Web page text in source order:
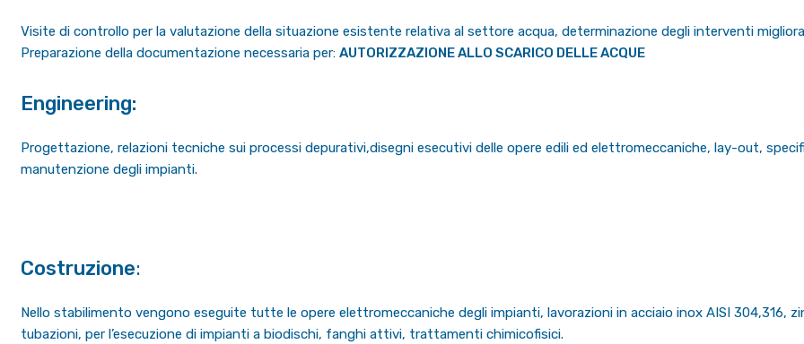
Visite di controllo per la valutazione della situazione esistente relativa al settore acqua, determinazione degli interventi
Preparazione della documentazione necessaria per: AUTORIZZAZIONE ALLO SCARICO DELLE ACQUE
Engineering:
Progettazione, relazioni tecniche sui processi depurativi,disegni esecutivi delle opere edili ed elettromeccaniche, lay-out,
manutenzione degli impianti.
Costruzione:
Nello stabilimento vengono eseguite tutte le opere elettromeccaniche degli impianti, lavorazioni in acciaio inox AISI 304,316,
tubazioni, per l’esecuzione di impianti a biodischi, fanghi attivi, trattamenti chimicofisici.